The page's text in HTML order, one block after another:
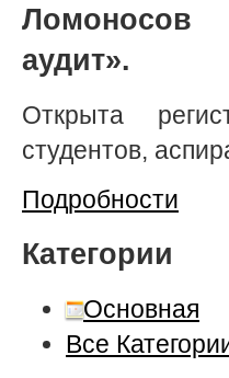
Ломоносов
аудит».
Открыта
студентов,
Подробности
Категории
Основная
Все